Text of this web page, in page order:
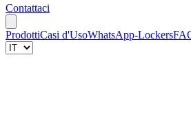
Contattaci
ProdottiCasi d'UsoWhatsApp-Lockers